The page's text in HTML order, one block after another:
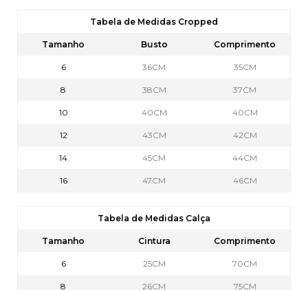
Tabela de Medidas Cropped
Tamanho Busto Comprimento
6 36CM 35CM
8 38CM 37CM
10 40CM 40CM
12 43CM 42CM
14 45CM 44CM
16 47CM 46CM
Tabela de Medidas Calça
Tamanho Cintura Comprimento
6 25CM 70CM
8 26CM 75CM